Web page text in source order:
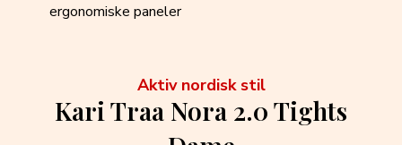
ergonomiske paneler
Aktiv nordisk stil
Kari Traa Nora 2.0 Tights